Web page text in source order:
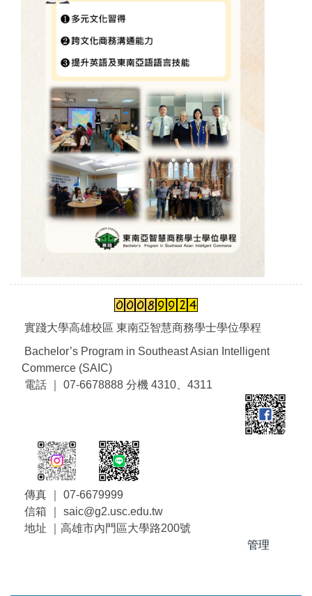
實踐大學高雄校區 東南亞智慧商務學士學位學程
Bachelor’s Program in Southeast Asian Intelligent
Commerce (SAIC)
電話 ｜ 07-6678888 分機 4310、4311
傳真 ｜ 07-6679999
信箱 ｜ saic@g2.usc.edu.tw
地址 ｜高雄市內門區大學路200號
管理